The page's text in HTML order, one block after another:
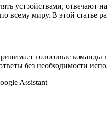
устройствами, отвечают
миру. В этой статье
голосовые команды
без необходимости
Assistant